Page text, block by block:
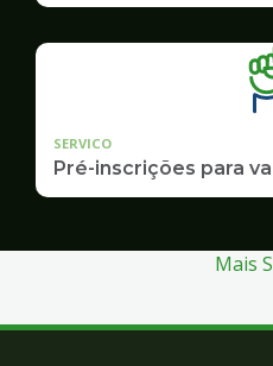
SERVICO
Pré-inscrições para
Mais